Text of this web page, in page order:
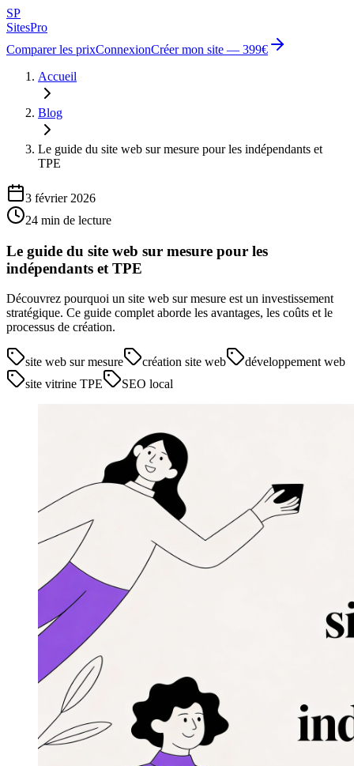
SP
SitesPro
Comparer les prixConnexionCréer mon site — 399€
Accueil
Blog
Le guide du site web sur mesure pour les indépendants et
TPE
3 février 2026
24 min de lecture
Le guide du site web sur mesure pour les
indépendants et TPE
Découvrez pourquoi un site web sur mesure est un investissement
stratégique. Ce guide complet aborde les avantages, les coûts et le
processus de création.
site web sur mesure création site web
développement web
site vitrine TPE
SEO local